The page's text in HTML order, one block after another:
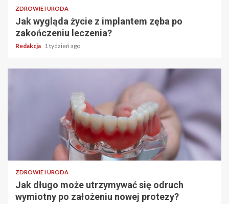
ZDROWIE I URODA
Jak wygląda życie z implantem zęba po
zakończeniu leczenia?
Redakcja 1 tydzień ago
ZDROWIE I URODA
Jak długo może utrzymywać się odruch
wymiotny po założeniu nowej protezy?